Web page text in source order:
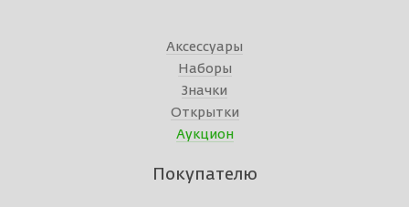
Аксессуары
Наборы
Значки
Открытки
Аукцион
Покупателю